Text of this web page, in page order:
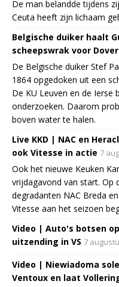
De man belandde tijdens
Ceuta heeft zijn lichaam
Belgische duiker haalt
scheepswrak voor Dover
De Belgische duiker Stef
1864 opgedoken uit een
De KU Leuven en de Ierse
onderzoeken. Daarom
boven water te halen.
Live KKD | NAC en
ook Vitesse in actie 7
Ook het nieuwe Keuken
vrijdagavond van start. Op
degradanten NAC Breda
Vitesse aan het seizoen
Video | Auto's botsen
uitzending in VS 7
Video | Niewiadoma
Ventoux en laat